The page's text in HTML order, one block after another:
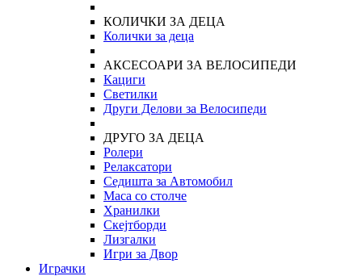
КОЛИЧКИ ЗА ДЕЦА
Колички за деца
АКСЕСОАРИ ЗА ВЕЛОСИПЕДИ
Кациги
Светилки
Други Делови за Велосипеди
ДРУГО ЗА ДЕЦА
Ролери
Релаксатори
Седишта за Автомобил
Маса со столче
Хранилки
Скејтборди
Лизгалки
Игри за Двор
Играчки